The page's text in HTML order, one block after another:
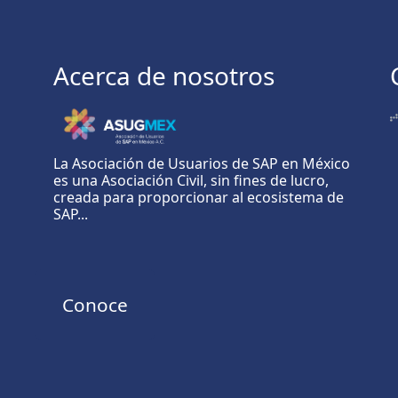
Acerca de nosotros
La Asociación de Usuarios de SAP en México
es una Asociación Civil, sin fines de lucro,
creada para proporcionar al ecosistema de
SAP...
Conoce